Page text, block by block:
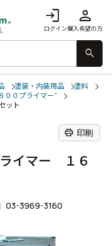
login
ログイン
person
購入希望の方
search
塗装・内装用品
塗料
０プライマー”
ット
print 印刷
イマー １６
03-3969-3160